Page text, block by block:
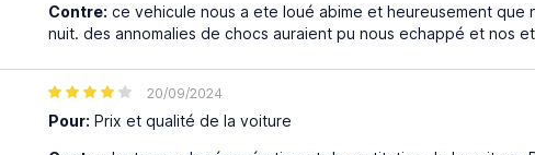
Contre: ce vehicule nous a ete loué abime et heureusement
nuit. des annomalies de chocs auraient pu nous echappé et nos
20/09/2024
Pour: Prix et qualité de la voiture